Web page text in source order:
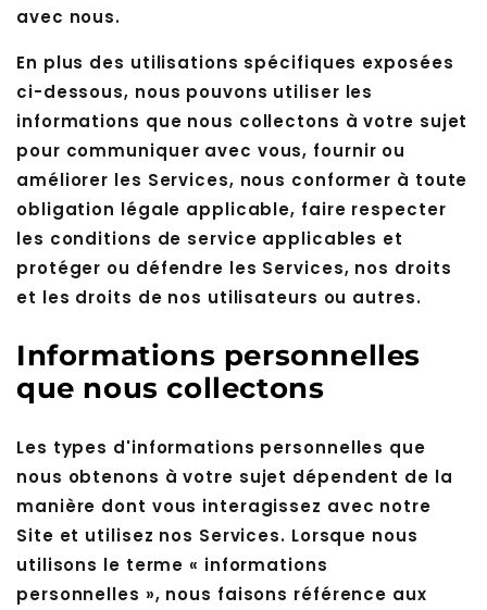
avec nous.
En plus des utilisations spécifiques exposées
ci-dessous, nous pouvons utiliser les
informations que nous collectons à votre sujet
pour communiquer avec vous, fournir ou
améliorer les Services, nous conformer à toute
obligation légale applicable, faire respecter
les conditions de service applicables et
protéger ou défendre les Services, nos droits
et les droits de nos utilisateurs ou autres.
Informations personnelles
que nous collectons
Les types d'informations personnelles que
nous obtenons à votre sujet dépendent de la
manière dont vous interagissez avec notre
Site et utilisez nos Services. Lorsque nous
utilisons le terme « informations
personnelles », nous faisons référence aux